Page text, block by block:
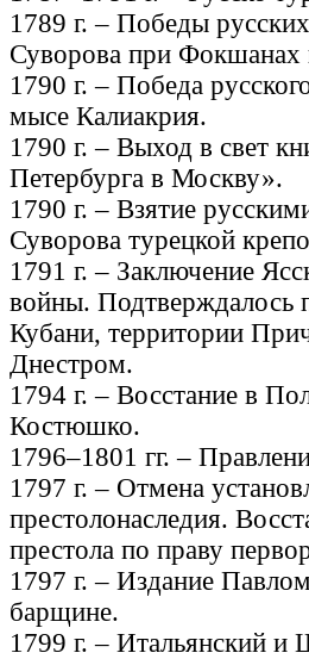
1789 г. – Победы
Суворова при Фокшанах
1790 г. – Победа
мысе Калиакрия.
1790 г. – Выход в свет
Петербурга в Москву».
1790 г. – Взятие
Суворова турецкой
1791 г. – Заключение
войны. Подтверждалось
Кубани, территории
Днестром.
1794 г. – Восстание в
Костюшко.
1796–1801 гг. –
1797 г. – Отмена
престолонаследия.
престола по праву
1797 г. – Издание
барщине.
1799 г. – Итальянский